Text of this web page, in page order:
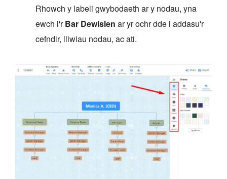
Rhowch y labeli gwybodaeth ar y nodau, yna
ewch i'rBar Dewislen ar yr ochr dde i addasu'r
cefndir, lliwiau nodau, ac ati.